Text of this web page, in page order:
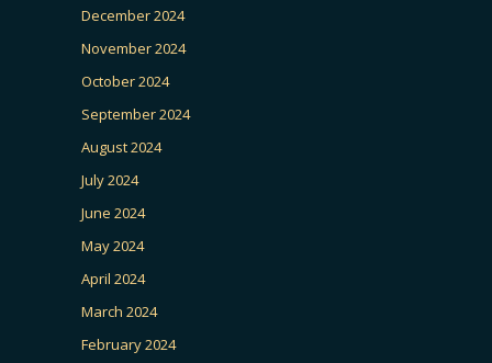
December 2024
November 2024
October 2024
September 2024
August 2024
July 2024
June 2024
May 2024
April 2024
March 2024
February 2024